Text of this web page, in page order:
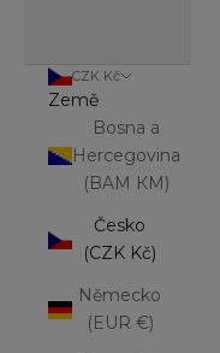
CZK Kč
Země
Bosna a
Hercegovina
(BAM КМ)
Česko
(CZK Kč)
Německo
(EUR €)